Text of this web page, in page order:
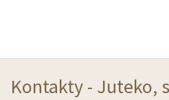
Kontakty - Juteko,